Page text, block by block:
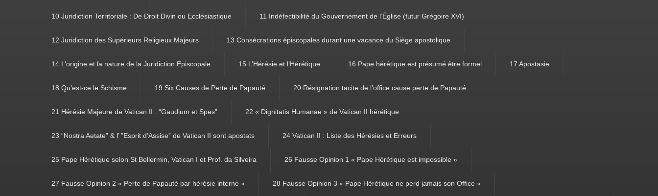
10 Juridiction Territoriale : De Droit Divin ou Ecclésiastique 11 Indéfectibilité du Gouvernement de l’Église (futur Grégoire XVI)
12 Juridiction des Supérieurs Religieux Majeurs 13 Consécrations épiscopales durant une vacance du Siège apostolique
14 L’origine et la nature de la Juridiction Episcopale 15 L’Hérésie et l’Hérétique 16 Pape hérétique est présumé être formel 17 Apostasie
18 Qu’est-ce le Schisme 19 Six Causes de Perte de Papauté 20 Résignation tacite de l’office cause perte de Papauté
21 Hérésie Majeure de Vatican II : “Gaudium et Spes” 22 « Dignitatis Humanae » de Vatican II hérétique
23 “Nostra Aetate” & l’ ”Esprit d’Assise” de Vatican II sont apostats 24 Vatican II : Liste des Hérésies et Erreurs
25 Pape Hérétique selon St Bellermin, Vatican I et Prof. da Silveira 26 Fausse Opinion 1 « Pape Hérétique est impossible »
27 Fausse Opinion 2 « Perte de Papauté par hérésie interne » 28 Fausse Opinion 3 « Pape Hérétique ne perd jamais son Office »